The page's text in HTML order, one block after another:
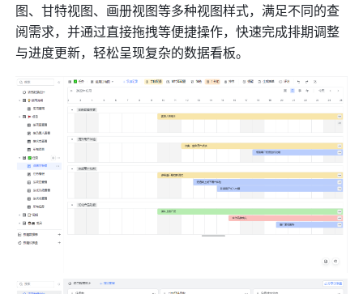
图、甘特视图、画册视图等多种视图样式，满足不同的查
阅需求，并通过直接拖拽等便捷操作，快速完成排期调整
与进度更新，轻松呈现复杂的数据看板。